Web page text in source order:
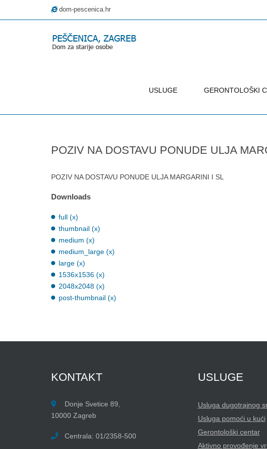
dom-pescenica.hr
USLUGE GERONTOLOŠKI
POZIV NA DOSTAVU PONUDE ULJA
POZIV NA DOSTAVU PONUDE ULJA MARGARINI I SL
Downloads
full (x)
thumbnail (x)
medium (x)
medium_large (x)
large (x)
1536x1536 (x)
2048x2048 (x)
post-thumbnail (x)
KONTAKT
Donje Svetice 89,
10000 Zagreb
Centrala: 01/2358-500
USLUGE
Usluga dugotrajnog
Usluga pomoći u kući
Gerontološki centar
Aktivno provođenje